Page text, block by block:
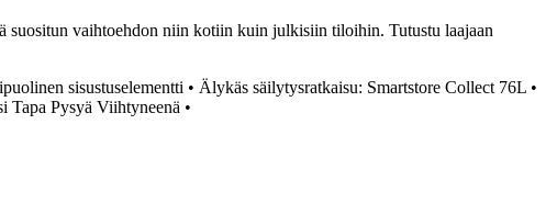
suositun vaihtoehdon niin kotiin kuin julkisiin tiloihin. Tutustu laajaan
sisustuselementti • Älykäs säilytysratkaisu: Smartstore Collect 76L •
Tapa Pysyä Viihtyneenä •